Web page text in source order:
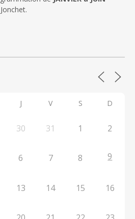
J V S D
30 31 1 2
6 7 8 9
13 14 15 16